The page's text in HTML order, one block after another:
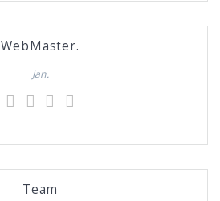
WebMaster.
Jan.
Team